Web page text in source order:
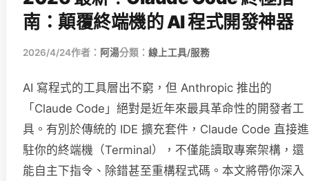
南：顛覆終端機的 AI 程式開發神器
2026/4/24作者： 阿湯分類： 線上工具/服務
AI 寫程式的工具層出不窮，但 Anthropic 推出的
「Claude Code」絕對是近年來最具革命性的開發者工
具。有別於傳統的 IDE 擴充套件，Claude Code 直接進
駐你的終端機（Terminal），不僅能讀取專案架構，還
能自主下指令、除錯甚至重構程式碼。本文將帶你深入